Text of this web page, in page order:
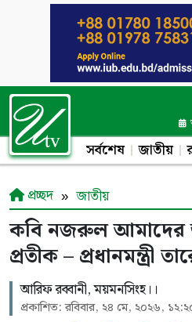
সর্বশেষ জাতীয়
প্রচ্ছদ জাতীয়
কবি নজরুল আমাদের
প্রতীক – প্রধানমন্ত্রী
আরিফ রব্বানী, ময়মনসিংহ।।
প্রকাশিত: রবিবার, ২৪ মে, ২০২৬,